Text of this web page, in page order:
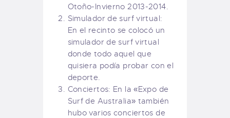
Otoño-Invierno 2013-2014.
Simulador de surf virtual:
En el recinto se colocó un
simulador de surf virtual
donde todo aquel que
quisiera podía probar con el
deporte.
Conciertos: En la «Expo de
Surf de Australia» también
hubo varios conciertos de